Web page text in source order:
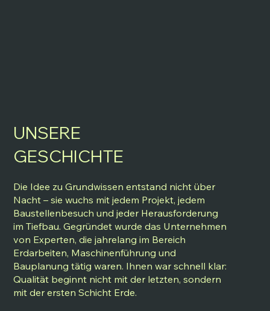
UNSERE
GESCHICHTE
Die Idee zu Grundwissen entstand nicht über
Nacht – sie wuchs mit jedem Projekt, jedem
Baustellenbesuch und jeder Herausforderung
im Tiefbau. Gegründet wurde das Unternehmen
von Experten, die jahrelang im Bereich
Erdarbeiten, Maschinenführung und
Bauplanung tätig waren. Ihnen war schnell klar:
Qualität beginnt nicht mit der letzten, sondern
mit der ersten Schicht Erde.